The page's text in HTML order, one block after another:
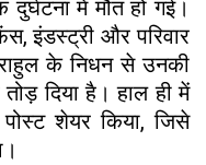
में मौत हो गई।
इंडस्ट्री और परिवार
के निधन से उनकी
दिया है। हाल ही में
शेयर किया, जिसे